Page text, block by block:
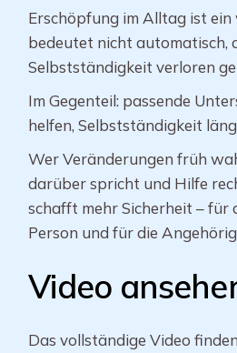
Erschöpfung im Alltag ist ein
bedeutet nicht automatisch,
Selbstständigkeit verloren
Im Gegenteil: passende
helfen, Selbstständigkeit
Wer Veränderungen früh
darüber spricht und Hilfe
schafft mehr Sicherheit – für
Person und für die
Video
Das vollständige Video